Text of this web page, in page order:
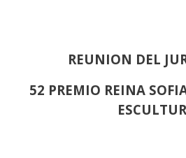
REUNION DEL
52 PREMIO REINA